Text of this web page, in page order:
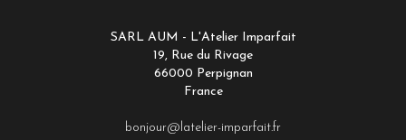
SARL AUM - L'Atelier Imparfait
19, Rue du Rivage
66000 Perpignan
France
bonjour@latelier-imparfait.fr